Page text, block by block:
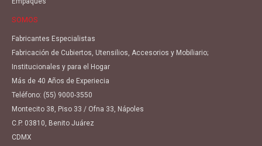
SOMOS
Fabricantes Especialistas
Fabricación de Cubiertos, Utensilios, Accesorios y Mobiliario;
Institucionales y para el Hogar
Más de 40 Años de Experiecia
Teléfono: (55) 9000-3550
Montecito 38, Piso 33 / Ofna 33, Nápoles
C.P. 03810, Benito Juárez
CDMX